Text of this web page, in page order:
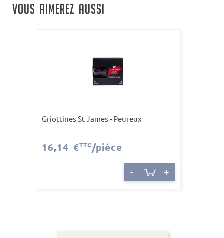
VOUS AIMEREZ AUSSI
Griottines St James - Peureux
16,14 €TTC /pièce
- +